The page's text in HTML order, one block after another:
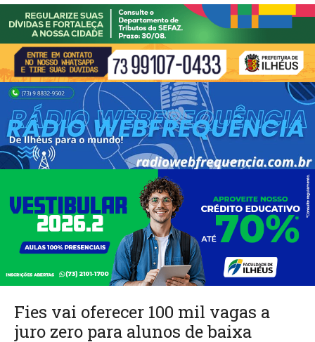
Fies vai oferecer 100 mil vagas a
juro zero para alunos de baixa